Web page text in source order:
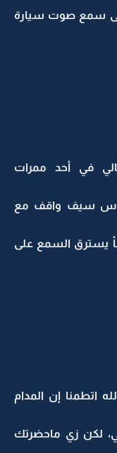
سمع صوت سيارة
في أحد ممرات
سيف واقف مع
يسترق السمع على
اتطمنا إن المدام
لكن زي ماحضرتك